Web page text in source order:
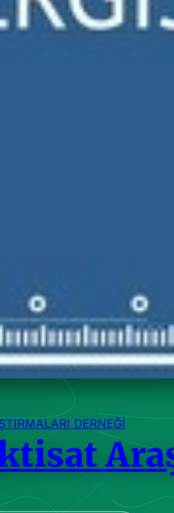
DERNEĞİ